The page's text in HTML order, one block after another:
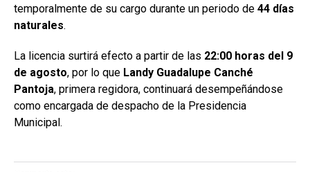
temporalmente de su cargo durante un periodo de 44 días
naturales.
La licencia surtirá efecto a partir de las 22:00 horas del 9
de agosto, por lo que Landy Guadalupe Canché
Pantoja, primera regidora, continuará desempeñándose
como encargada de despacho de la Presidencia
Municipal.